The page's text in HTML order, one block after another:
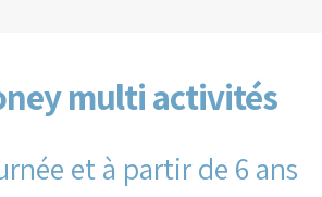
multi activités
et à partir de 6 ans